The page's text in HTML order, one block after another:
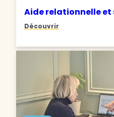
Aide relationnelle et
Découvrir